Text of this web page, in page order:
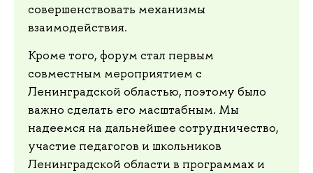
совершенствовать механизмы
взаимодействия.
Кроме того, форум стал первым
совместным мероприятием с
Ленинградской областью, поэтому было
важно сделать его масштабным. Мы
надеемся на дальнейшее сотрудничество,
участие педагогов и школьников
Ленинградской области в программах и